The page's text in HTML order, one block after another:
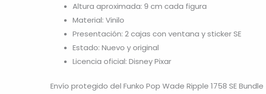
Altura aproximada: 9 cm cada figura
Material: Vinilo
Presentación: 2 cajas con ventana y sticker SE
Estado: Nuevo y original
Licencia oficial: Disney Pixar
Envío protegido del Funko Pop Wade Ripple 1758 SE Bundle